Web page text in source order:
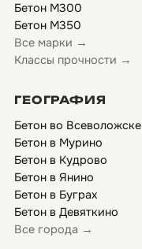
Бетон М300
Бетон М350
Все марки →
Классы прочности →
ГЕОГРАФИЯ
Бетон во Всеволожске
Бетон в Мурино
Бетон в Кудрово
Бетон в Янино
Бетон в Буграх
Бетон в Девяткино
Все города →